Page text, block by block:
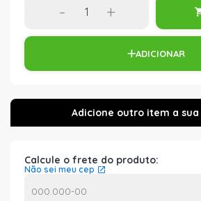
- +
ADICIONAR
Calcule o frete do produto:
Não sei meu cep